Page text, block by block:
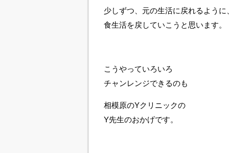
少しずつ、元の生活に戻れるように
食生活を戻していこうと思います。
こうやっていろいろ
チャンレンジできるのも
相模原のYクリニックの
Y先生のおかげです。